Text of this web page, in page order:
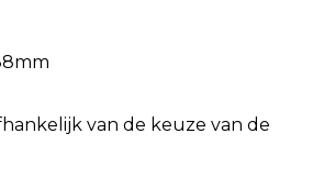
van de keuze van de